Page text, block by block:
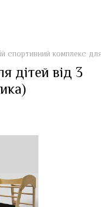
спортивний комплекс
дітей від 3